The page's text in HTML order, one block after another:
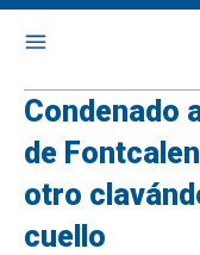
Condenado
de
otro
cuello